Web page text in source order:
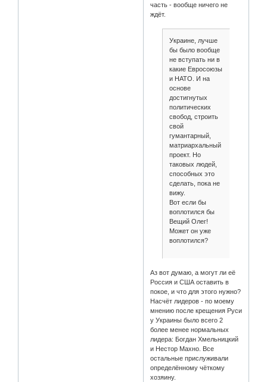
часть - вообще ничего не
ждёт.
Украине, лучше
бы было вообще
не вступать ни в
какие Евросоюзы
и НАТО. И на
основе
достигнутых
политических
свобод, строить
свой
гумантарный,
матриархальный
проект. Но
таковых людей,
способных это
сделать, пока не
вижу.
Вот если бы
воплотился бы
Вещий Олег!
Может он уже
воплотился?
Аз вот думаю, а могут ли её
Россия и США оставить в
покое, и что для этого нужно?
Насчёт лидеров - по моему
мнению после крещения Руси
у Украины было всего 2
более менее нормальных
лидера: Богдан Хмельницкий
и Нестор Махно. Все
остальные прислуживали
определённому чёткому
хозяину.